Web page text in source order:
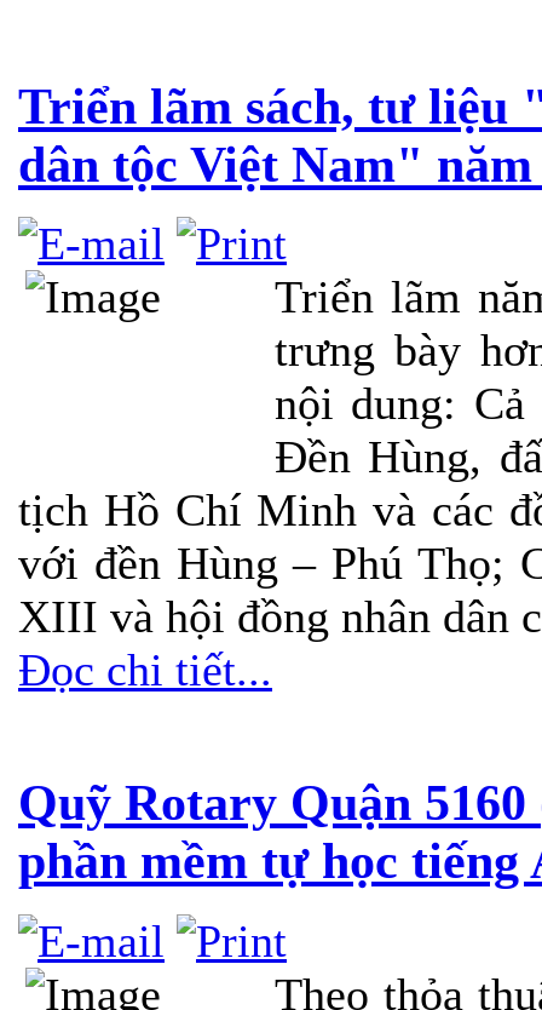
Triển lãm sách, tư liệu
dân tộc Việt Nam"
Triển lãm
trưng bày
nội dung:
Đền Hùng,
tịch Hồ Chí Minh và các
với đền Hùng – Phú Thọ;
XIII và hội đồng nhân dân
Đọc chi tiết...
Quỹ Rotary Quận
phần mềm tự học tiếng
Theo thỏa